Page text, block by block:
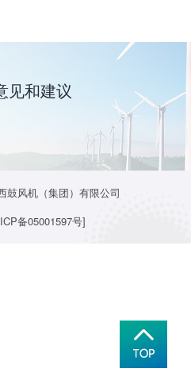
见和建议
鼓风机（集团）有限公司
备05001597号]